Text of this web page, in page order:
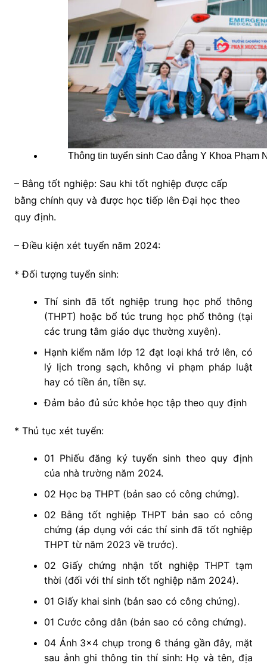
Thông tin tuyển sinh Cao đẳng Y Khoa Phạm
– Bằng tốt nghiệp: Sau khi tốt nghiệp được cấp
bằng chính quy và được học tiếp lên Đại học theo
quy định.
– Điều kiện xét tuyển năm 2024:
* Đối tượng tuyển sinh:
Thí sinh đã tốt nghiệp trung học phổ thông
(THPT) hoặc bổ túc trung học phổ thông (tại
các trung tâm giáo dục thường xuyên).
Hạnh kiểm năm lớp 12 đạt loại khá trở lên, có
lý lịch trong sạch, không vi phạm pháp luật
hay có tiền án, tiền sự.
Đảm bảo đủ sức khỏe học tập theo quy định
* Thủ tục xét tuyển:
01 Phiếu đăng ký tuyển sinh theo quy định
của nhà trường năm 2024.
02 Học bạ THPT (bản sao có công chứng).
02 Bằng tốt nghiệp THPT bản sao có công
chứng (áp dụng với các thí sinh đã tốt nghiệp
THPT từ năm 2023 về trước).
02 Giấy chứng nhận tốt nghiệp THPT tạm
thời (đối với thí sinh tốt nghiệp năm 2024).
01 Giấy khai sinh (bản sao có công chứng).
01 Cước công dân (bản sao có công chứng).
04 Ảnh 3×4 chụp trong 6 tháng gần đây, mặt
sau ảnh ghi thông tin thí sinh: Họ và tên, địa